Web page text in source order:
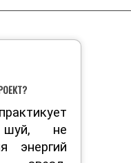
не
энергий